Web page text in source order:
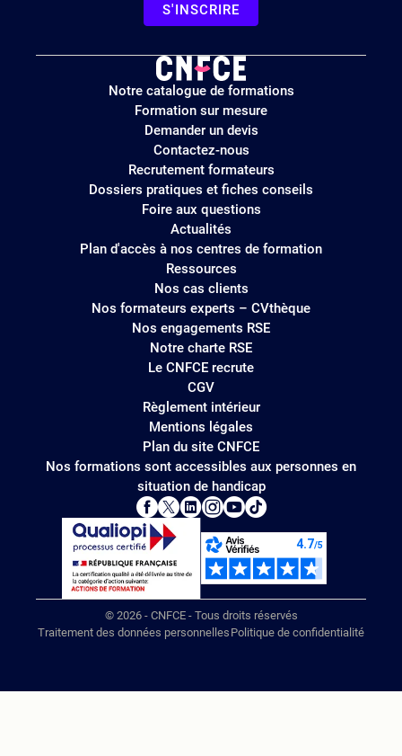
S'INSCRIRE
Logo
site
Notre catalogue de formations
Formation sur mesure
Demander un devis
Contactez-nous
Recrutement formateurs
Dossiers pratiques et fiches conseils
Foire aux questions
Actualités
Plan d'accès à nos centres de formation
Ressources
Nos cas clients
Nos formateurs experts – CVthèque
Nos engagements RSE
Notre charte RSE
Le CNFCE recrute
CGV
Règlement intérieur
Mentions légales
Plan du site CNFCE
Nos formations sont accessibles aux personnes en
situation de handicap
© 2026 - CNFCE - Tous droits réservés
Traitement des données personnelles Politique de confidentialité